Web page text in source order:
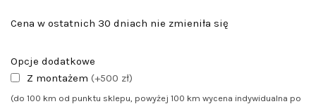
Cena w ostatnich 30 dniach nie zmieniła się
Opcje dodatkowe
Z montażem (+500 zł)
(do 100 km od punktu sklepu, powyżej 100 km wycena indywidualna po